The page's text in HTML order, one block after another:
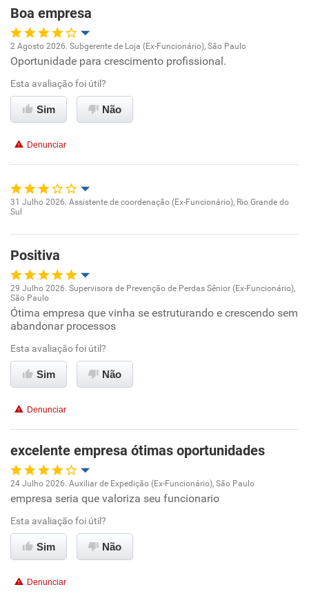
Benefícios
Não recomenda esta empresa
Ambiente de trabalho
Conciliação com a vida familiar
Benefícios
Recomenda esta empresa
Boa empresa
Oportunidade de promoção
Ambiente de trabalho
Benefícios
Recomenda esta empresa
2 Agosto 2026. Subgerente de Loja (Ex-Funcionário), São Paulo
Oportunidade para crescimento profissional.
Esta avaliação foi útil?
Sim Não
Denunciar
Ambiente de trabalho
Conciliação com a vida familiar
Benefícios
Não recomenda esta empresa
Não recomenda a diretoria
31 Julho 2026. Assistente de coordenação (Ex-Funcionário), Rio Grande do
Sul
Positiva
Oportunidade de promoção
Conciliação com a vida familiar
Benefícios
Recomenda esta empresa
Recomenda a diretoria
29 Julho 2026. Supervisora de Prevenção de Perdas Sênior (Ex-Funcionário),
São Paulo
Ótima empresa que vinha se estruturando e crescendo sem
abandonar processos
Esta avaliação foi útil?
Sim Não
Denunciar
excelente empresa ótimas oportunidades
Oportunidade de promoção
Ambiente de trabalho
24 Julho 2026. Auxiliar de Expedição (Ex-Funcionário), São Paulo
empresa seria que valoriza seu funcionario
Esta avaliação foi útil?
Sim Não
Denunciar